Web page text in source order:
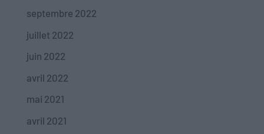
septembre 2022
juillet 2022
juin 2022
avril 2022
mai 2021
avril 2021